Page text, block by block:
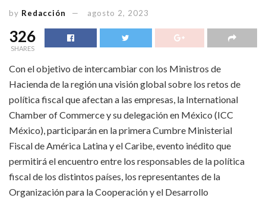
by Redacción agosto 2, 2023
326
SHARES
Con el objetivo de intercambiar con los Ministros de
Hacienda de la región una visión global sobre los retos de
política fiscal que afectan a las empresas, la International
Chamber of Commerce y su delegación en México (ICC
México), participarán en la primera Cumbre Ministerial
Fiscal de América Latina y el Caribe, evento inédito que
permitirá el encuentro entre los responsables de la política
fiscal de los distintos países, los representantes de la
Organización para la Cooperación y el Desarrollo